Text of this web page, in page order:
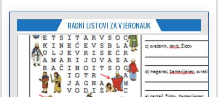
RADNI LISTOVI ZA VJERONAUK